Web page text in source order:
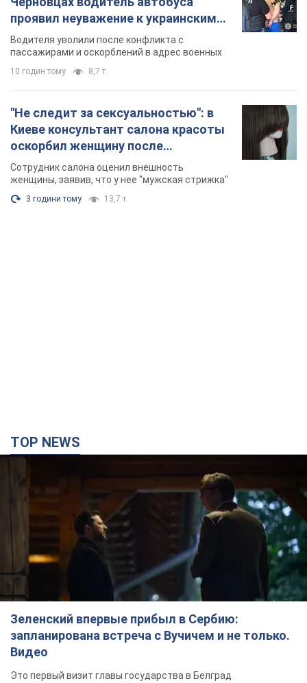
проявил неуважение к украинским
военным и поплатился за это.
Видео
Водителя уволили после конфликта с
пассажирами и оскорблений в адрес военных
10 годин тому 8,7 т.
"Не следит за сексуальностью": в
Киеве консультант салона красоты
оскорбил женщину после
химиотерапии, разгорелся скандал.
Фото
Сотрудник салона оценил внешность
женщины, заявив, что у нее "мужская стрижка"
3 години тому 13,7 т.
TOP NEWS
Зеленский впервые прибыл в Сербию:
запланирована встреча с Вучичем и не только.
Видео
Это первый визит главы государства в Белград